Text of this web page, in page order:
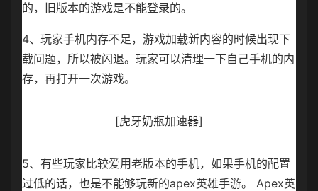
的，旧版本的游戏是不能登录的。
4、玩家手机内存不足，游戏加载新内容的时候出现下
载问题，所以被闪退。玩家可以清理一下自己手机的内
存，再打开一次游戏。
[虎牙奶瓶加速器]
5、有些玩家比较爱用老版本的手机，如果手机的配置
过低的话，也是不能够玩新的apex英雄手游。 Apex英